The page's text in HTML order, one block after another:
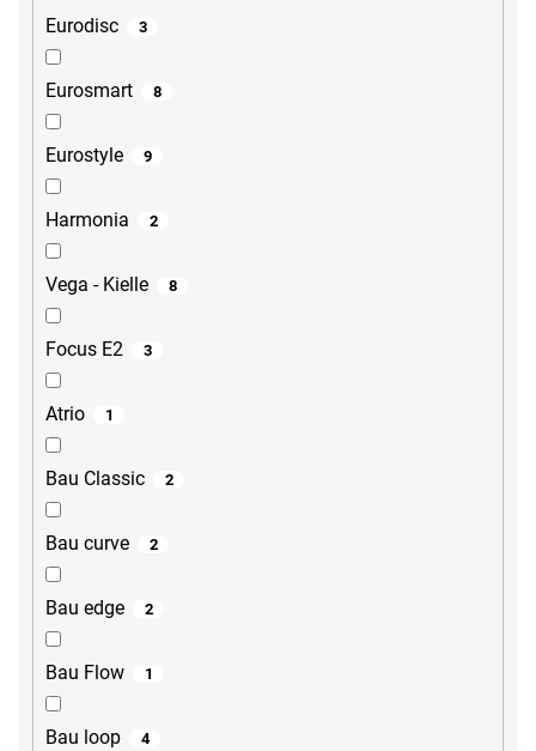
Eurodisc 3
Eurosmart 8
Eurostyle 9
Harmonia 2
Vega - Kielle 8
Focus E2 3
Atrio 1
Bau Classic 2
Bau curve 2
Bau edge 2
Bau Flow 1
Bau loop 4